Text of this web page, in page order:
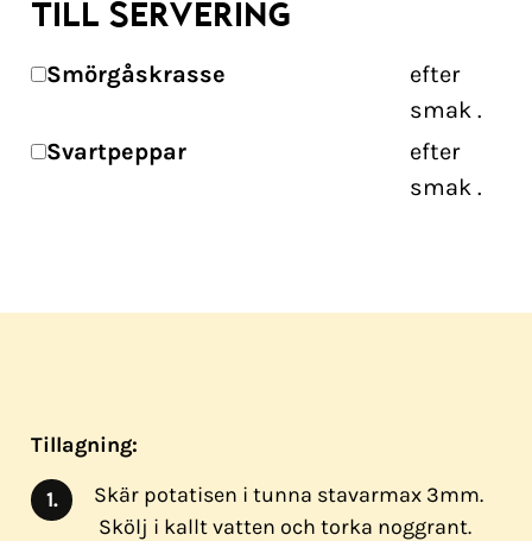
TILL SERVERING
Smörgåskrasse
efter
smak.
Svartpeppar
efter
smak.
Tillagning:
Skär potatisen i tunna stavarmax 3mm.
Skölj i kallt vatten och torka noggrant.